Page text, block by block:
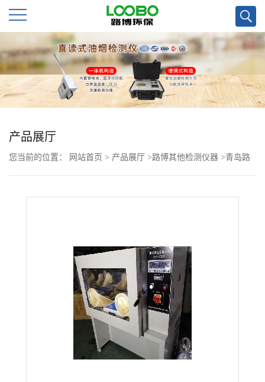
公
司
首
页
公
产品展厅
您当前的位置： 网站首页 > 产品展厅 >路博其他检测仪器 >青岛路